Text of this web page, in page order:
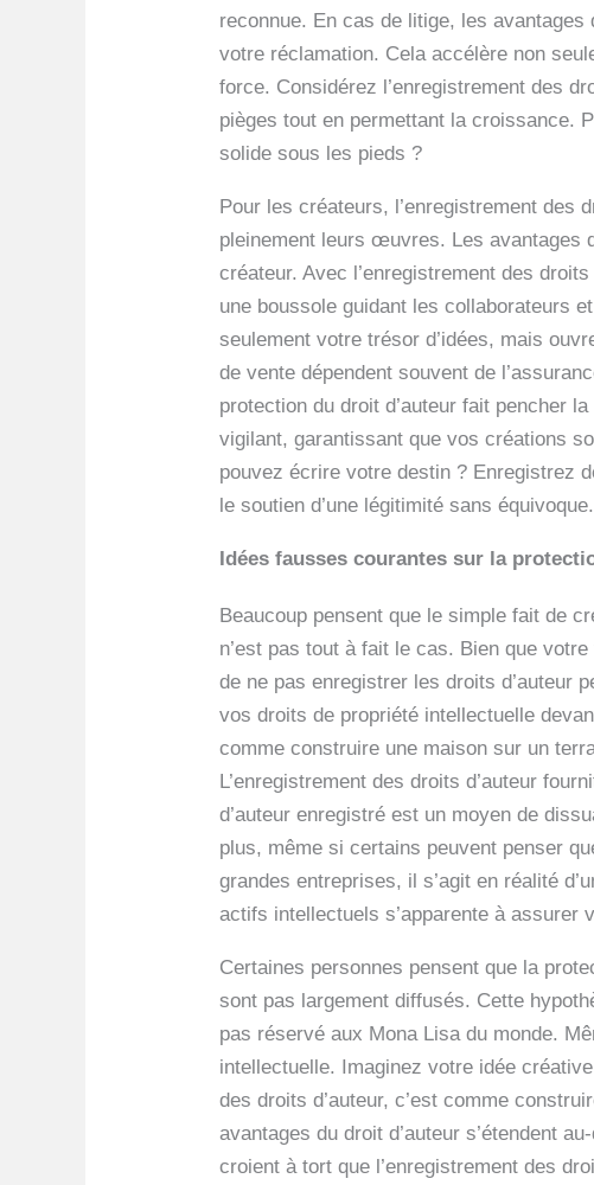
reconnue. En cas de litige, les
votre réclamation. Cela accélère non
force. Considérez l’enregistrement des
pièges tout en permettant la croissance.
solide sous les pieds ?
Pour les créateurs, l’enregistrement des
pleinement leurs œuvres. Les avantages
créateur. Avec l’enregistrement des
une boussole guidant les collaborateurs
seulement votre trésor d’idées, mais
de vente dépendent souvent de
protection du droit d’auteur fait pencher
vigilant, garantissant que vos créations
pouvez écrire votre destin ? Enregistrez
le soutien d’une légitimité sans équivoque.
Idées fausses courantes sur la
Beaucoup pensent que le simple fait de
n’est pas tout à fait le cas. Bien que
de ne pas enregistrer les droits d’auteur
vos droits de propriété intellectuelle
comme construire une maison sur un
L’enregistrement des droits d’auteur
d’auteur enregistré est un moyen de
plus, même si certains peuvent penser
grandes entreprises, il s’agit en réalité
actifs intellectuels s’apparente à assurer
Certaines personnes pensent que la
sont pas largement diffusés. Cette
pas réservé aux Mona Lisa du monde.
intellectuelle. Imaginez votre idée
des droits d’auteur, c’est comme
avantages du droit d’auteur s’étendent
croient à tort que l’enregistrement des